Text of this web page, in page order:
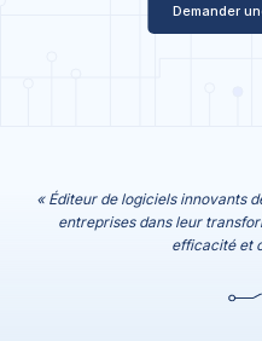
Demander
« Éditeur de logiciels innovants
entreprises dans leur
efficacité et